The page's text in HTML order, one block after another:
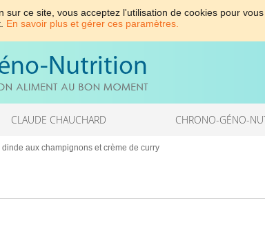
sur ce site, vous acceptez l'utilisation de cookies pour
En savoir plus et gérer ces paramètres.
CLAUDE CHAUCHARD CHRONO-GÉNO-
dinde aux champignons et crème de curry